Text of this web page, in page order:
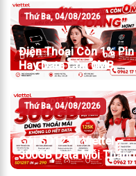
Thứ Ba, 04/08/2026
Điện Thoại Còn 1% Pin
Hay Data Còn 0MB
Thứ Ba, 04/08/2026
Gói SD125T Viettel –
300GB Data Mỗi Tháng